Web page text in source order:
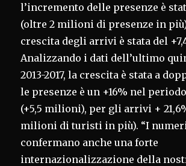
l’incremento delle presenze è
(oltre 2 milioni di presenze in
crescita degli arrivi è stata del
Analizzando i dati dell’ultimo
2013-2017, la crescita è stata a
le presenze è un +16% nel periodo
(+5,5 milioni), per gli arrivi +
milioni di turisti in più). “I numeri
confermano anche una forte
internazionalizzazione della